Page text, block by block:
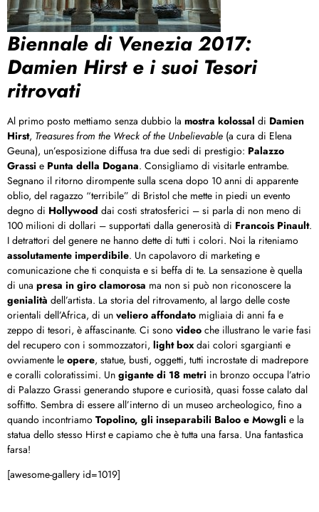
Biennale di Venezia 2017:
Damien Hirst e i suoi Tesori
ritrovati
Al primo posto mettiamo senza dubbio la mostra kolossal di Damien
Hirst, Treasures from the Wreck of the Unbelievable (a cura di Elena
Geuna), un’esposizione diffusa tra due sedi di prestigio: Palazzo
Grassi e Punta della Dogana. Consigliamo di visitarle entrambe.
Segnano il ritorno dirompente sulla scena dopo 10 anni di apparente
oblio, del ragazzo “terribile” di Bristol che mette in piedi un evento
degno di Hollywood dai costi stratosferici – si parla di non meno di
100 milioni di dollari – supportati dalla generosità di Francois Pinault.
I detrattori del genere ne hanno dette di tutti i colori. Noi la riteniamo
assolutamente imperdibile. Un capolavoro di marketing e
comunicazione che ti conquista e si beffa di te. La sensazione è quella
di una presa in giro clamorosa ma non si può non riconoscere la
genialità dell’artista. La storia del ritrovamento, al largo delle coste
orientali dell’Africa, di un veliero affondato migliaia di anni fa e
zeppo di tesori, è affascinante. Ci sono video che illustrano le varie fasi
del recupero con i sommozzatori, light boxdai colori sgargianti e
ovviamente le opere, statue, busti, oggetti, tutti incrostate di madrepore
e coralli coloratissimi. Un gigante di 18 metri in bronzo occupa l’atrio
di Palazzo Grassi generando stupore e curiosità, quasi fosse calato dal
soffitto. Sembra di essere all’interno di un museo archeologico, fino a
quando incontriamo Topolino, gli inseparabili Baloo e Mowgli e la
statua dello stesso Hirst e capiamo che è tutta una farsa. Una fantastica
farsa!
[awesome-gallery id=1019]